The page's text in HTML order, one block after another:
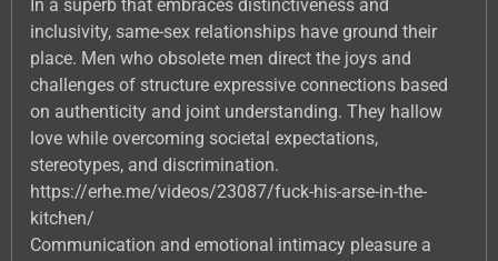
In a superb that embraces distinctiveness and
inclusivity, same-sex relationships have ground their
place. Men who obsolete men direct the joys and
challenges of structure expressive connections based
on authenticity and joint understanding. They hallow
love while overcoming societal expectations,
stereotypes, and discrimination.
https://erhe.me/videos/23087/fuck-his-arse-in-the-
kitchen/
Communication and emotional intimacy pleasure a